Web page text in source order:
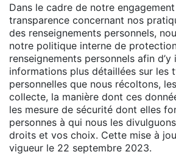
Dans le cadre de notre engagement
transparence concernant nos
des renseignements personnels,
notre politique interne de
renseignements personnels afin d’y
informations plus détaillées sur les
personnelles que nous récoltons,
collecte, la manière dont ces
les mesure de sécurité dont elles
personnes à qui nous les
droits et vos choix. Cette mise à
vigueur le 22 septembre 2023.